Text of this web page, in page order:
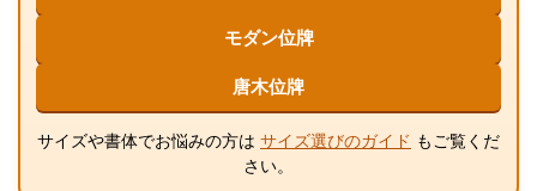
モダン位牌
唐木位牌
サイズや書体でお悩みの方は サイズ選びのガイド もご覧くだ
さい。